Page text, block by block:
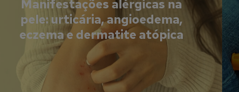
Manifestações alérgicas na
pele: urticária, angioedema,
eczema e dermatite atópica